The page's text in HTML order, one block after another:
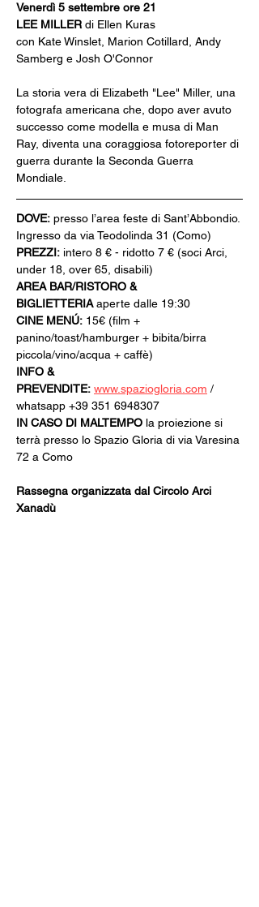
Venerdì 5 settembre ore 21
LEE MILLER di Ellen Kuras
con Kate Winslet, Marion Cotillard, Andy
Samberg e Josh O'Connor
La storia vera di Elizabeth "Lee" Miller, una
fotografa americana che, dopo aver avuto
successo come modella e musa di Man
Ray, diventa una coraggiosa fotoreporter di
guerra durante la Seconda Guerra
Mondiale.
DOVE: presso l’area feste di Sant’Abbondio.
Ingresso da via Teodolinda 31 (Como)
PREZZI: intero 8 € - ridotto 7 € (soci Arci,
under 18, over 65, disabili)
AREA BAR/RISTORO &
BIGLIETTERIA aperte dalle 19:30
CINE MENÚ: 15€ (film +
panino/toast/hamburger + bibita/birra
piccola/vino/acqua + caffè)
INFO &
PREVENDITE: www.spaziogloria.com /
whatsapp +39 351 6948307
IN CASO DI MALTEMPO la proiezione si
terrà presso lo Spazio Gloria di via Varesina
72 a Como
Rassegna organizzata dal Circolo Arci
Xanadù